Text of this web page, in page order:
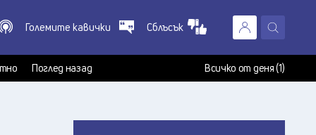
X
Големите кавички Сблъсък
Поглед назад Всичко от деня (1)